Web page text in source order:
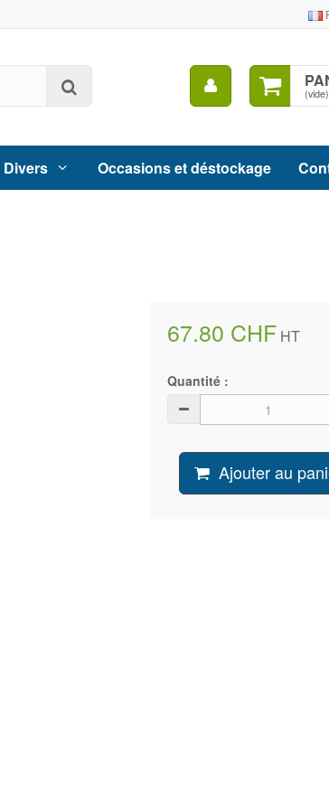
(vide)
Mon
compte
Divers Occasions et déstockage
67.80 CHF HT
Quantité :
Ajouter au